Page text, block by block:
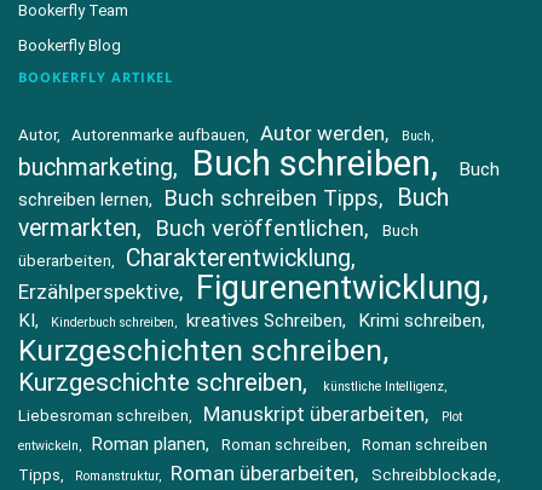
Bookerfly Team
Bookerfly Blog
BOOKERFLY ARTIKEL
Autor Autorenmarke aufbauen Autor werden Buch
buchmarketing Buch schreiben
Buch
schreiben lernen
Buch schreiben Tipps
Buch
vermarkten
Buch veröffentlichen
Buch
überarbeiten
Charakterentwicklung
Erzählperspektive Figurenentwicklung
KI Kinderbuch schreiben kreatives Schreiben Krimi schreiben
Kurzgeschichten schreiben
Kurzgeschichte schreiben künstliche Intelligenz
Liebesroman schreiben Manuskript überarbeiten
Plot
entwickeln
Roman planen Roman schreiben
Roman schreiben
Tipps
Romanstruktur Roman überarbeiten Schreibblockade